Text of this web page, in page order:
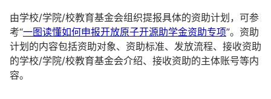
由学校/学院/校教育基金会组织提报具体的资助计划，可参
考“一图读懂如何申报开放原子开源助学金资助专项”。资助
计划的内容包括资助对象、资助标准、发放流程、接收资助
的学校/学院/校教育基金会介绍、接收资助的主体账号等内
容。